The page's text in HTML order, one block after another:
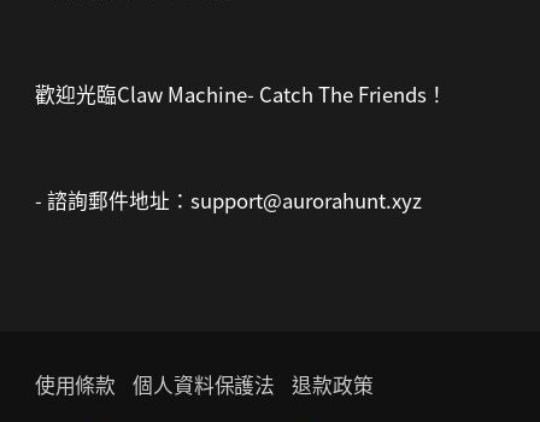
歡迎光臨Claw Machine- Catch The Friends！
- 諮詢郵件地址：support@aurorahunt.xyz
使用條款 個人資料保護法
退款政策